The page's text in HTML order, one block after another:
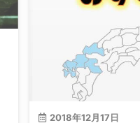
2018年12月17日